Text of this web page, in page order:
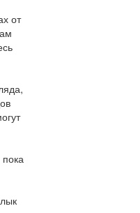
от
пока